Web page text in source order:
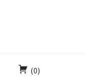
(0)